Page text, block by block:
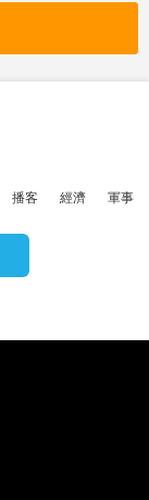
播客 經濟 軍事